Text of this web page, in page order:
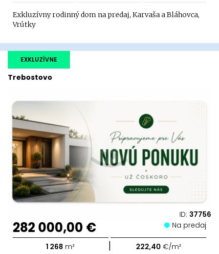
Exkluzívny rodinný dom na predaj, Karvaša a Bláhovca,
Vrútky
ID: 37756
Trebostovo
EXKLUZÍVNE
282 000,00 € Na predaj
1 268 m² | 222,40 €/m²